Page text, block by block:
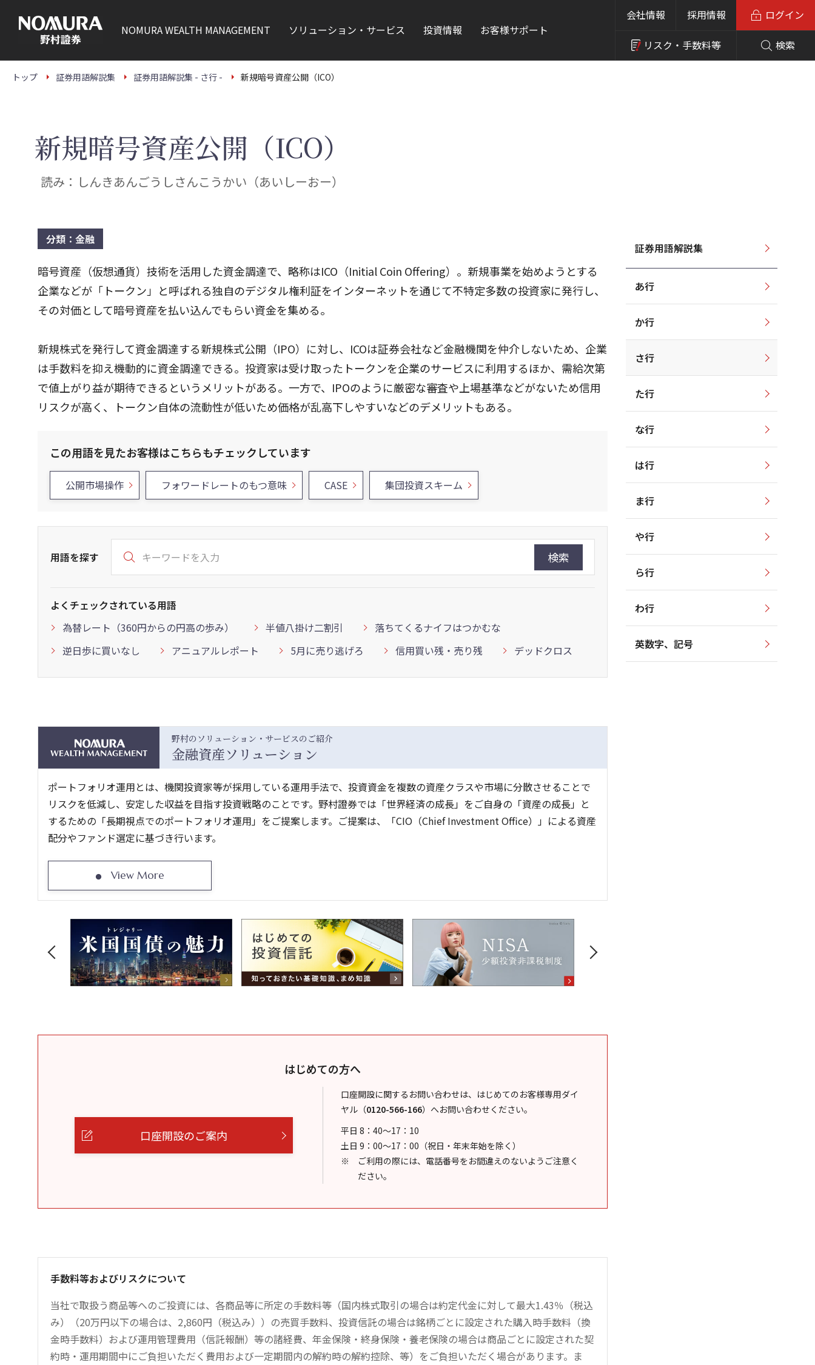
本
NOMURAWEALTH MANAGEMENT ソリューション・サービス 投資情報 お客様サポート
会社情報 採用情報
リスク・ 手数料等 検索
ログイン
トップ 証券用語解説集 証券用語解説集 - さ行 - 新規暗号資産公開（ICO）
新規暗号資産公開（ICO）
読み：しんきあんごうしさんこうかい（あいしーおー）
分類：金融
暗号資産（仮想通貨）技術を活用した資金調達で、略称はICO（Initial Coin Offering）。新規事業を始めようとする
企業などが「トークン」と呼ばれる独自のデジタル権利証をインターネットを通じて不特定多数の投資家に発行し、
その対価として暗号資産を払い込んでもらい資金を集める。
新規株式を発行して資金調達する新規株式公開（IPO）に対し、ICOは証券会社など金融機関を仲介しないため、企業
は手数料を抑え機動的に資金調達できる。投資家は受け取ったトークンを企業のサービスに利用するほか、需給次第
で値上がり益が期待できるというメリットがある。一方で、IPOのように厳密な審査や上場基準などがないため信用
リスクが高く、トークン自体の流動性が低いため価格が乱高下しやすいなどのデメリットもある。
この用語を見たお客様はこちらもチェックしています
公開市場操作 フォワードレートのもつ意味 CASE 集団投資スキーム
用語を探す 検索
よくチェックされている用語
為替レート（360円からの円高の歩み）
半値八掛け二割引
落ちてくるナイフはつかむな
逆日歩に買いなし
アニュアルレポート 5月に売り逃げろ 信用買い残・売り残 デッドクロス
野村のソリューション・サービスのご紹介
金融資産ソリューション
ポートフォリオ運用とは、機関投資家等が採用している運用手法で、投資資金を複数の資産クラスや市場に分散させることで
リスクを低減し、安定した収益を目指す投資戦略のことです。野村證券では「世界経済の成長」をご自身の「資産の成長」と
するための「長期視点でのポートフォリオ運用」をご提案します。ご提案は、「CIO（Chief Investment Office）」による資産
配分やファンド選定に基づき行います。
View More
はじめての方へ
口座開設のご案内
口座開設に関するお問い合わせは、はじめてのお客様専用ダイ
ヤル （0120-566-166） へお問い合わせください。
平日 8：40～17：10
土日 9：00～17：00（祝日・年末年始を除く）
ご利用の際には、電話番号をお間違えのないようご注意く
ださい。
手数料等およびリスクについて
当社で取扱う商品等へのご投資には、各商品等に所定の手数料等（国内株式取引の場合は約定代金に対して最大1.43％（税込
み）（20万円以下の場合は、2,860円（税込み））の売買手数料、投資信託の場合は銘柄ごとに設定された購入時手数料（換
金時手数料）および運用管理費用（信託報酬）等の諸経費、年金保険・終身保険・養老保険の場合は商品ごとに設定された契
約時・運用期間中にご負担いただく費用および一定期間内の解約時の解約控除、等）をご負担いただく場合があります。ま
証券用語解説集
あ行
か行
さ行
た行
な行
は行
ま行
や行
ら行
わ行
英数字、記号